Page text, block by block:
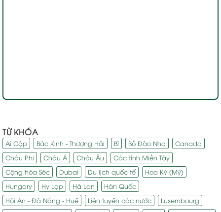
TỪ KHÓA
Ai Cập Bắc Kinh - Thượng Hải Bỉ Bồ Đào Nha
Canada
Châu Phi
Châu Á Châu Âu
Các tỉnh Miền Tây
Cộng hòa Séc
Dubai Du lịch quốc tế
Hoa Kỳ (Mỹ)
Hungary
Hy Lạp Hà Lan
Hàn Quốc
Hội An - Đà Nẵng - Huế
Liên tuyến các nước
Luxembourg